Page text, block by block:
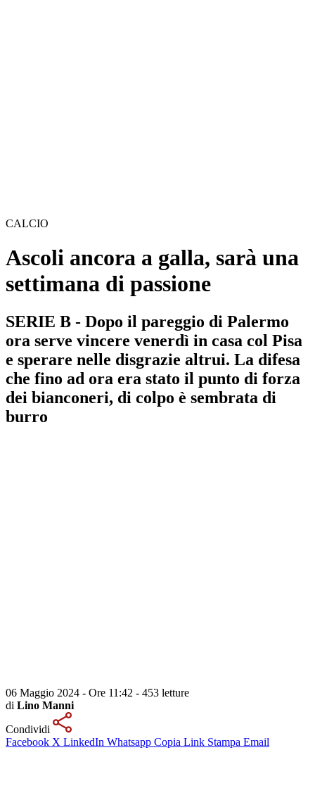
CALCIO
Ascoli ancora a galla, sarà una
settimana di passione
SERIE B - Dopo il pareggio di Palermo
ora serve vincere venerdì in casa col Pisa
e sperare nelle disgrazie altrui. La difesa
che fino ad ora era stato il punto di forza
dei bianconeri, di colpo è sembrata di
burro
06 Maggio 2024 - Ore 11:42 - 453 letture
di Lino Manni
Condividi
Facebook X LinkedIn Whatsapp Copia Link Stampa Email